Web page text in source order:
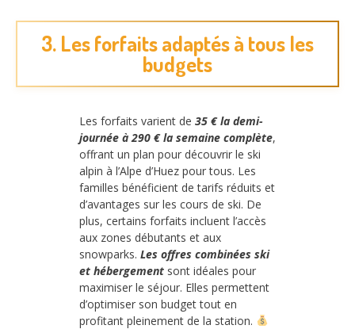
3. Les forfaits adaptés à tous les
budgets
Les forfaits varient de 35 € la demi-
journée à 290 € la semaine complète,
offrant un plan pour découvrir le ski
alpin à l’Alpe d’Huez pour tous. Les
familles bénéficient de tarifs réduits et
d’avantages sur les cours de ski. De
plus, certains forfaits incluent l’accès
aux zones débutants et aux
snowparks. Les offres combinées ski
et hébergement sont idéales pour
maximiser le séjour. Elles permettent
d’optimiser son budget tout en
profitant pleinement de la station.